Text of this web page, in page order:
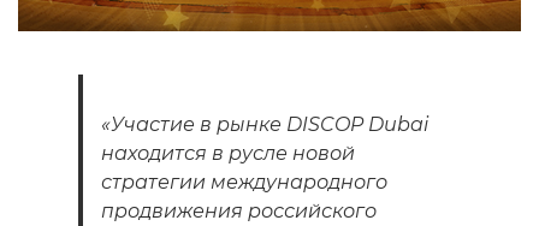
«Участие в рынке DISCOP Dubai
находится в русле новой
стратегии международного
продвижения российского